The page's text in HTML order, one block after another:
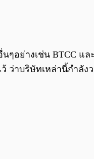
ๆอย่างเช่น BTCC
ว่าบริษัทเหล่านี้กำลั